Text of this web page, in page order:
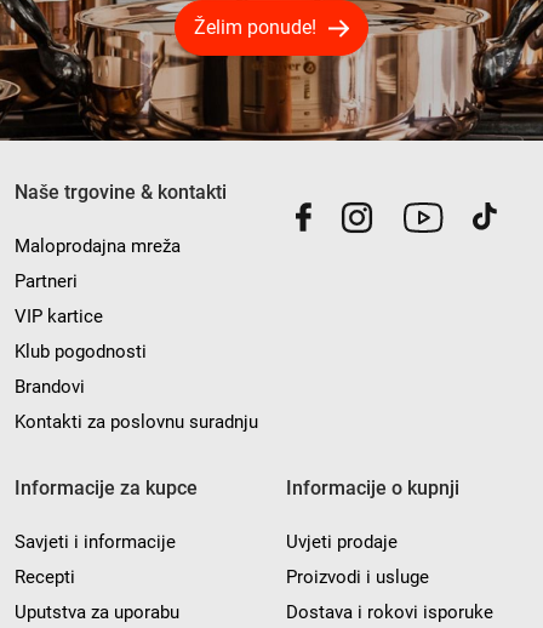
Želim ponude!
Naše trgovine & kontakti
Maloprodajna mreža
Partneri
VIP kartice
Klub pogodnosti
Brandovi
Kontakti za poslovnu suradnju
Informacije za kupce
Savjeti i informacije
Recepti
Uputstva za uporabu
Informacije o kupnji
Uvjeti prodaje
Proizvodi i usluge
Dostava i rokovi isporuke